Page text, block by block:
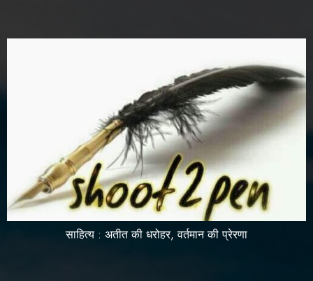
साहित्य : अतीत की धरोहर, वर्तमान की प्रेरणा